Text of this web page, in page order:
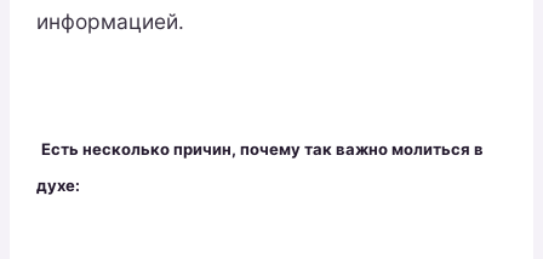
информацией.
Есть несколько причин, почему так важно молиться в
духе: